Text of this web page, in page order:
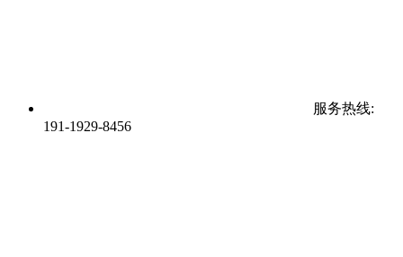
服务热线:
191-1929-8456